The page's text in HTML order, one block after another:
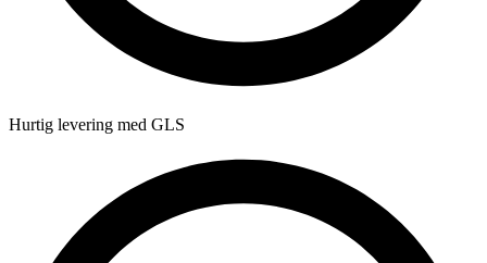
Hurtig levering med GLS